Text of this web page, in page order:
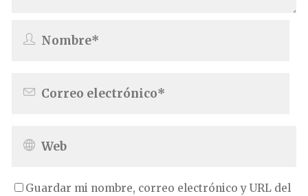
Guardar mi nombre, correo electrónico y URL del